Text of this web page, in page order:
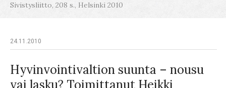
Sivistysliitto, 208 s., Helsinki 2010
24.11.2010
Hyvinvointivaltion suunta – nousu
vai lasku? Toimittanut Heikki